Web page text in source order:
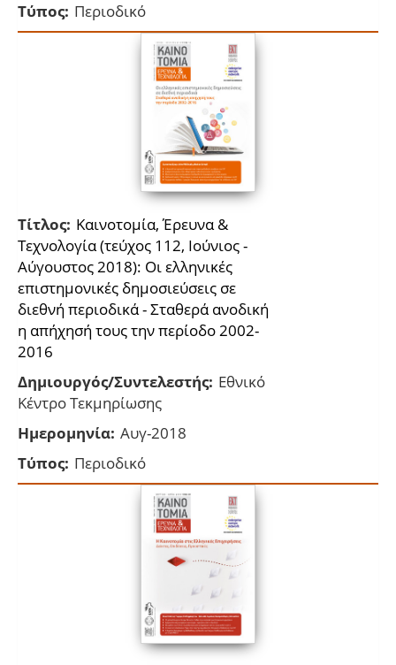
Τύπος: Περιοδικό
Τίτλος: Καινοτομία, Έρευνα &
Τεχνολογία (τεύχος 112, Ιούνιος -
Αύγουστος 2018): Οι ελληνικές
επιστημονικές δημοσιεύσεις σε
διεθνή περιοδικά - Σταθερά ανοδική
η απήχησή τους την περίοδο 2002-
2016
Δημιουργός/Συντελεστής: Εθνικό
Κέντρο Τεκμηρίωσης
Ημερομηνία: Αυγ-2018
Τύπος: Περιοδικό